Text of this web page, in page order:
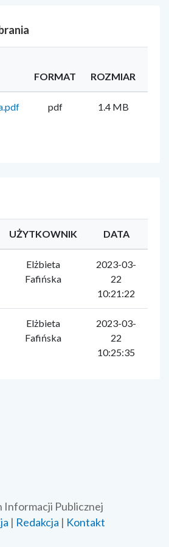
FORMAT ROZMIAR
pdf 1.4 MB
UŻYTKOWNIK DATA
Elżbieta
Fafińska
2023-03-
22
10:21:22
Elżbieta
Fafińska
2023-03-
22
10:25:35
Informacji Publicznej
| Redakcja | Kontakt